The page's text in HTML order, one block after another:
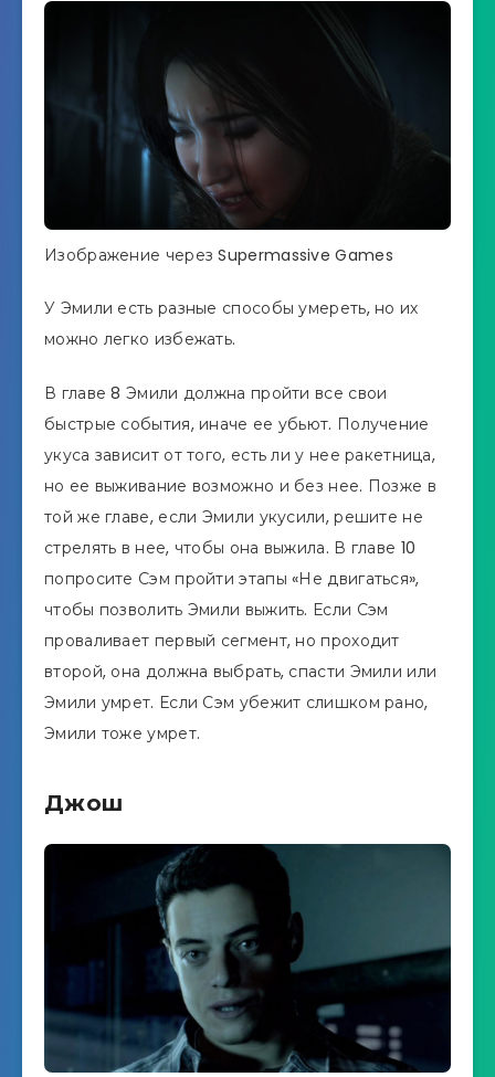
Изображение через Supermassive Games
У Эмили есть разные способы умереть, но их
можно легко избежать.
В главе 8 Эмили должна пройти все свои
быстрые события, иначе ее убьют. Получение
укуса зависит от того, есть ли у нее ракетница,
но ее выживание возможно и без нее. Позже в
той же главе, если Эмили укусили, решите не
стрелять в нее, чтобы она выжила. В главе 10
попросите Сэм пройти этапы «Не двигаться»,
чтобы позволить Эмили выжить. Если Сэм
проваливает первый сегмент, но проходит
второй, она должна выбрать, спасти Эмили или
Эмили умрет. Если Сэм убежит слишком рано,
Эмили тоже умрет.
Джош